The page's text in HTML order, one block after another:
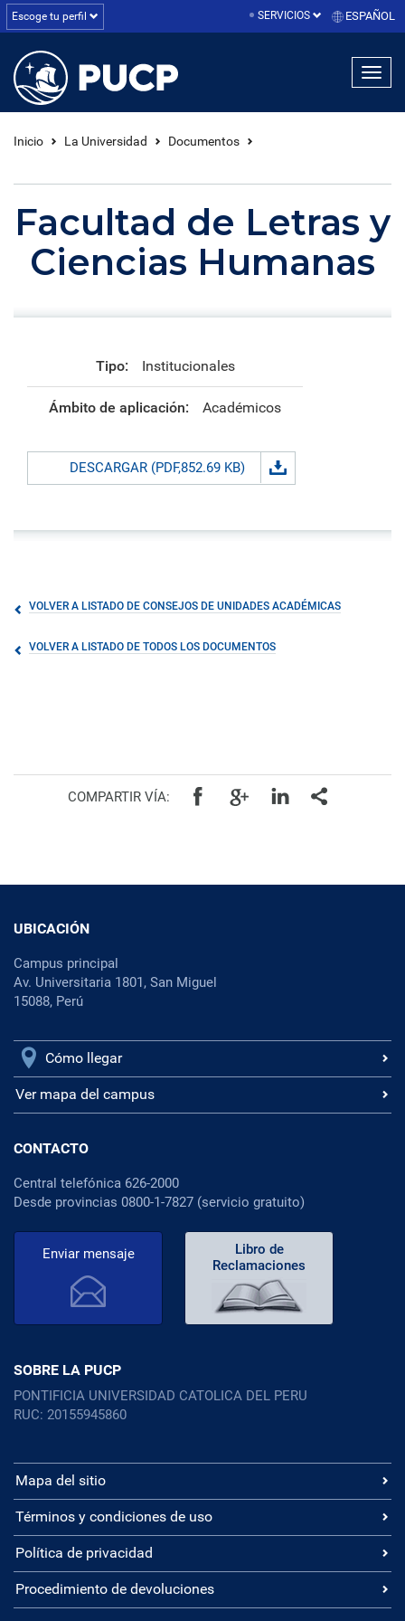
Escoge tu perfil SERVICIOS ESPAÑOL
Inicio La Universidad Documentos
Facultad de Letras y
Ciencias Humanas
Tipo: Institucionales
Ámbito de aplicación: Académicos
DESCARGAR (PDF,852.69 KB)
VOLVER A LISTADO DE CONSEJOS DE UNIDADES ACADÉMICAS
VOLVER A LISTADO DE TODOS LOS DOCUMENTOS
COMPARTIR VÍA:
UBICACIÓN
Campus principal
Av. Universitaria 1801, San Miguel
15088, Perú
Cómo llegar
Ver mapa del campus
CONTACTO
Central telefónica 626-2000
Desde provincias 0800-1-7827 (servicio gratuito)
Enviar mensaje
Libro de
Reclamaciones
SOBRE LA PUCP
PONTIFICIA UNIVERSIDAD CATOLICA DEL PERU
RUC: 20155945860
Mapa del sitio
Términos y condiciones de uso
Política de privacidad
Procedimiento de devoluciones